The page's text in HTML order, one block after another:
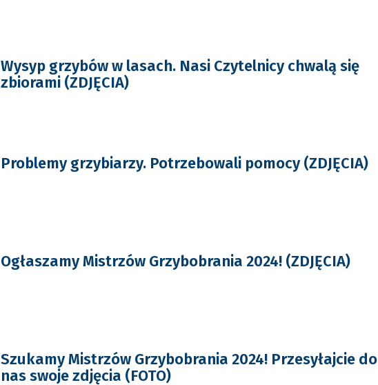
Wysyp grzybów w lasach. Nasi Czytelnicy chwalą się
zbiorami (ZDJĘCIA)
Problemy grzybiarzy. Potrzebowali pomocy (ZDJĘCIA)
Ogłaszamy Mistrzów Grzybobrania 2024! (ZDJĘCIA)
Szukamy Mistrzów Grzybobrania 2024! Przesyłajcie do
nas swoje zdjęcia (FOTO)